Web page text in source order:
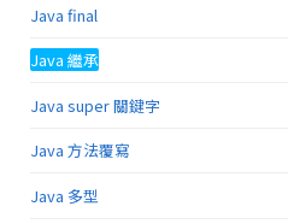
Java final
Java 繼承
Java super 關鍵字
Java 方法覆寫
Java 多型